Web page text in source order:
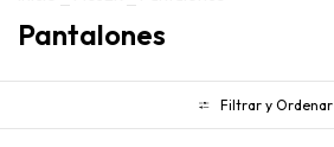
Pantalones
Filtrar y Ordenar